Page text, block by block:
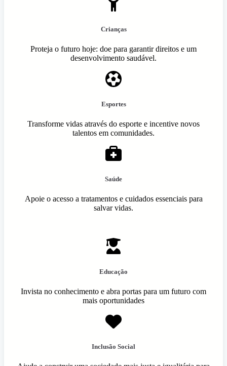
Crianças
Proteja o futuro hoje: doe para garantir direitos e um
desenvolvimento saudável.
Esportes
Transforme vidas através do esporte e incentive novos
talentos em comunidades.
Saúde
Apoie o acesso a tratamentos e cuidados essenciais para
salvar vidas.
Educação
Invista no conhecimento e abra portas para um futuro com
mais oportunidades
Inclusão Social